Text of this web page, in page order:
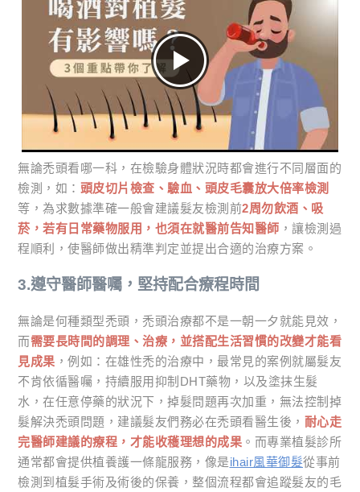
無論禿頭看哪一科，在檢驗身體狀況時都會進行不同層面的
檢測，如： 頭皮切片檢查、驗血、頭皮毛囊放大倍率檢測
等，為求數據準確一般會建議髮友檢測前2周勿飲酒、吸
菸，若有日常藥物服用，也須在就醫前告知醫師 ，讓檢測過
程順利，使醫師做出精準判定並提出合適的治療方案。
3.遵守醫師醫囑，堅持配合療程時間
無論是何種類型禿頭，禿頭治療都不是一朝一夕就能見效，
而需要長時間的調理、治療，並搭配生活習慣的改變才能看
見成果 ，例如：在雄性禿的治療中，最常見的案例就屬髮友
不肯依循醫囑，持續服用抑制DHT藥物，以及塗抹生髮
水，在任意停藥的狀況下，掉髮問題再次加重，無法控制掉
髮解決禿頭問題，建議髮友們務必在禿頭看醫生後， 耐心走
完醫師建議的療程，才能收穫理想的成果 。而專業植髮診所
通常都會提供植養護一條龍服務，像是ihair風華御髮從事前
檢測到植髮手術及術後的保養，整個流程都會追蹤髮友的毛